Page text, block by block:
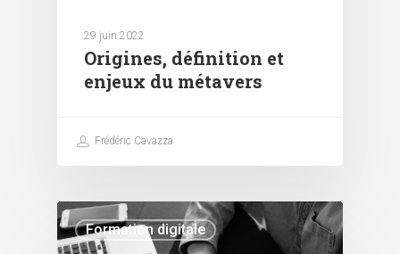
29 juin 2022
Origines, définition et
enjeux du métavers
Frédéric Cavazza
Formation digitale